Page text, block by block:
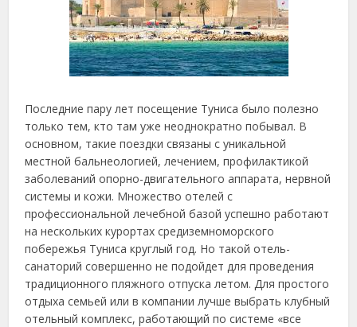
Последние пару лет посещение Туниса было полезно
только тем, кто там уже неоднократно побывал. В
основном, такие поездки связаны с уникальной
местной бальнеологией, лечением, профилактикой
заболеваний опорно-двигательного аппарата, нервной
системы и кожи. Множество отелей с
профессиональной лечебной базой успешно работают
на нескольких курортах средиземноморского
побережья Туниса круглый год. Но такой отель-
санаторий совершенно не подойдет для проведения
традиционного пляжного отпуска летом. Для простого
отдыха семьей или в компании лучше выбрать клубный
отельный комплекс, работающий по системе «все